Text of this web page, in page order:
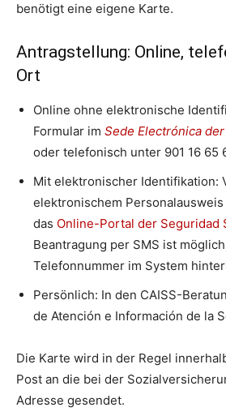
benötigt eine eigene Karte.
Antragstellung: Online,
Ort
Online ohne elektronische
Formular im Sede Electrónica
oder telefonisch unter 901 16 65
Mit elektronischer Identifikation:
elektronischem
das Online-Portal der Seguridad
Beantragung per SMS ist
Telefonnummer im System
Persönlich: In den CAISS-
de Atención e Información de la
Die Karte wird in der Regel
Post an die bei der
Adresse gesendet.